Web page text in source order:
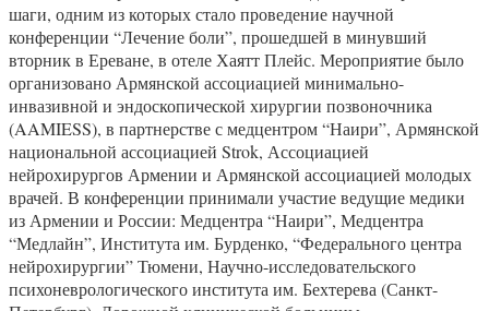
шаги, одним из которых стало проведение научной
конференции “Лечение боли”, прошедшей в минувший
вторник в Ереване, в отеле Хаятт Плейс. Мероприятие было
организовано Армянской ассоциацией минимально-
инвазивной и эндоскопической хирургии позвоночника
(AAMIESS), в партнерстве с медцентром “Наири”, Армянской
национальной ассоциацией Strok, Ассоциацией
нейрохирургов Армении и Армянской ассоциацией молодых
врачей. В конференции принимали участие ведущие медики
из Армении и России: Медцентра “Наири”, Медцентра
“Медлайн”, Института им. Бурденко, “Федерального центра
нейрохирургии” Тюмени, Научно-исследовательского
психоневрологического института им. Бехтерева (Санкт-